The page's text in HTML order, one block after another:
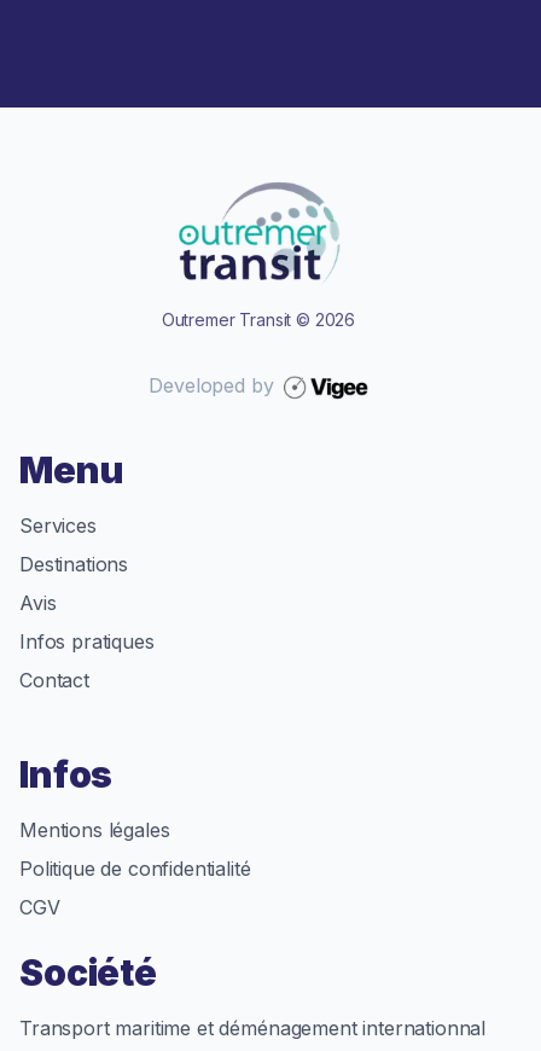
Outremer Transit © 2026
Developed by
Menu
Services
Destinations
Avis
Infos pratiques
Contact
Infos
Mentions légales
Politique de confidentialité
CGV
Société
Transport maritime et déménagement internationnal